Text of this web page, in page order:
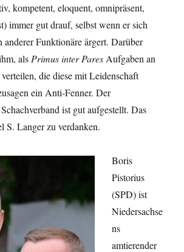
kompetent, eloquent, omnipräsent,
immer gut drauf, selbst wenn er sich
anderer Funktionäre ärgert. Darüber
als Primus inter Pares Aufgaben an
die diese mit Leidenschaft
ein Anti-Fenner. Der
ist gut aufgestellt. Das
S. Langer zu verdanken.
Boris
Pistorius
(SPD) ist
Niedersachse
ns
amtierender